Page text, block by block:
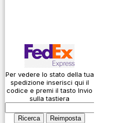
Codice Q
Come si usa un
cavo
Connessioni
microfoniche
Cosa è l' ADS-B
Per vedere lo stato della tua
spedizione inserisci qui il
codice e premi il tasto Invio
sulla tastiera